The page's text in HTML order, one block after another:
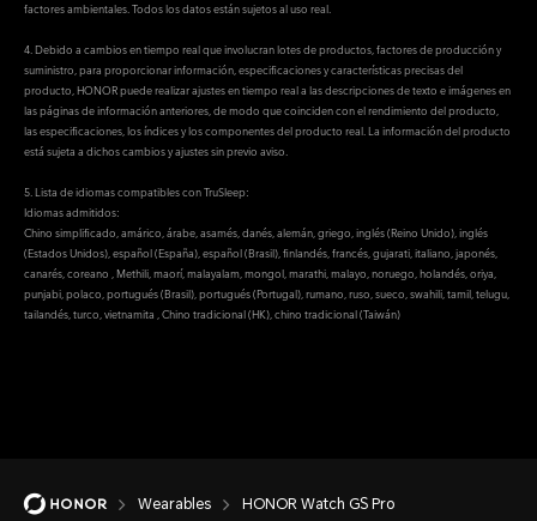
factores ambientales. Todos los datos están sujetos al uso real.
4. Debido a cambios en tiempo real que involucran lotes de productos, factores de producción y
suministro, para proporcionar información, especificaciones y características precisas del
producto, HONOR puede realizar ajustes en tiempo real a las descripciones de texto e imágenes en
las páginas de información anteriores, de modo que coinciden con el rendimiento del producto,
las especificaciones, los índices y los componentes del producto real. La información del producto
está sujeta a dichos cambios y ajustes sin previo aviso.
5. Lista de idiomas compatibles con TruSleep:
Idiomas admitidos:
Chino simplificado, amárico, árabe, asamés, danés, alemán, griego, inglés (Reino Unido), inglés
(Estados Unidos), español (España), español (Brasil), finlandés, francés, gujarati, italiano, japonés,
canarés, coreano , Methili, maorí, malayalam, mongol, marathi, malayo, noruego, holandés, oriya,
punjabi, polaco, portugués (Brasil), portugués (Portugal), rumano, ruso, sueco, swahili, tamil, telugu,
tailandés, turco, vietnamita , Chino tradicional (HK), chino tradicional (Taiwán)
Wearables HONOR Watch GS Pro